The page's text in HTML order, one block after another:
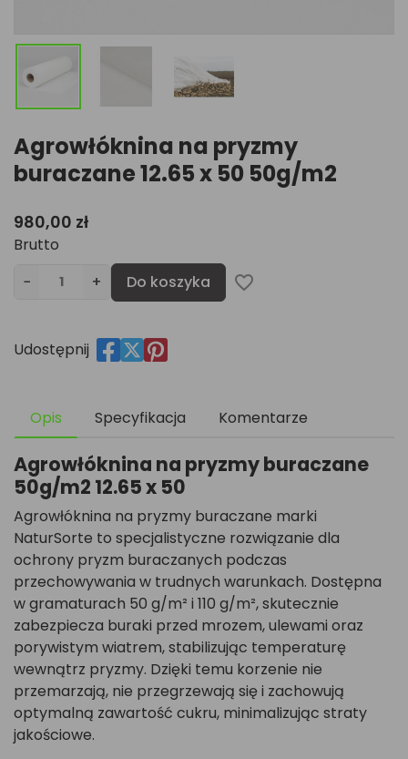
Agrowłóknina na pryzmy
buraczane 12.65 x 50 50g/m2
980,00 zł
Brutto
−
+ Do koszyka favorite_border
Udostępnij
Opis Specyfikacja Komentarze
Agrowłóknina na pryzmy buraczane
50g/m2 12.65 x 50
Agrowłóknina na pryzmy buraczane marki
NaturSorte to specjalistyczne rozwiązanie dla
ochrony pryzm buraczanych podczas
przechowywania w trudnych warunkach. Dostępna
w gramaturach 50 g/m² i 110 g/m², skutecznie
zabezpiecza buraki przed mrozem, ulewami oraz
porywistym wiatrem, stabilizując temperaturę
wewnątrz pryzmy. Dzięki temu korzenie nie
przemarzają, nie przegrzewają się i zachowują
optymalną zawartość cukru, minimalizując straty
jakościowe.